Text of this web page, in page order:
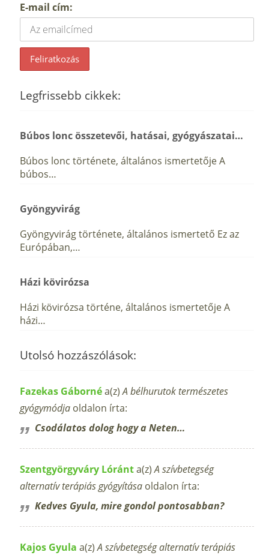
E-mail cím:
Legfrissebb cikkek:
Búbos lonc összetevői, hatásai, gyógyászatai…
Búbos lonc története, általános ismertetője A
búbos…
Gyöngyvirág
Gyöngyvirág története, általános ismertető Ez az
Európában,…
Házi kövirózsa
Házi kövirózsa történe, általános ismertetője A
házi…
Utolsó hozzászólások:
Fazekas Gábornéa(z)A bélhurutok természetes
gyógymódja oldalon írta:
Csodálatos dolog hogy a Neten…
Szentgyörgyváry Lóránta(z)A szívbetegség
alternatív terápiás gyógyítása oldalon írta:
Kedves Gyula, mire gondol pontosabban?
Kajos Gyula a(z)A szívbetegség alternatív terápiás